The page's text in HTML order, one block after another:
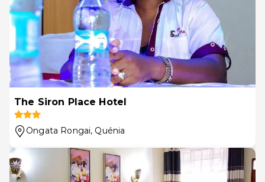
The Siron Place Hotel
Ongata Rongai, Quénia